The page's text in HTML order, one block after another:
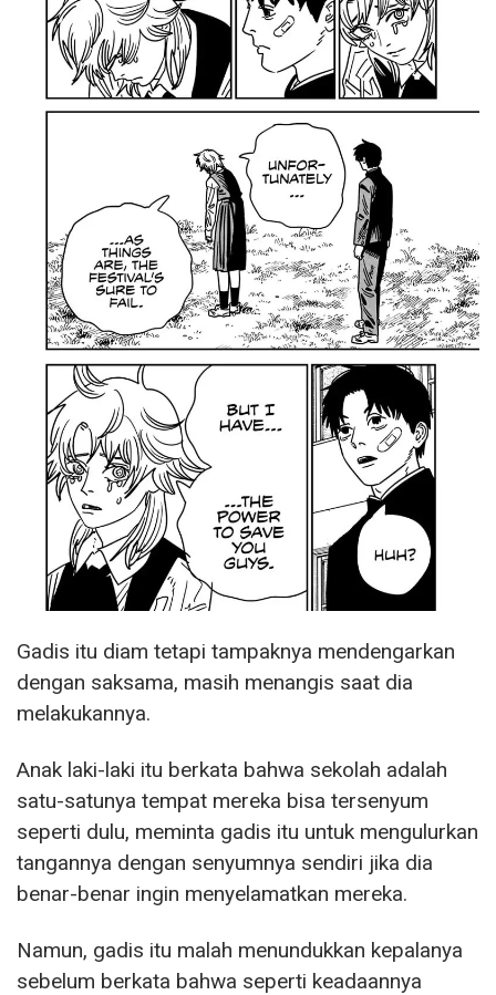
Gadis itu diam tetapi tampaknya mendengarkan
dengan saksama, masih menangis saat dia
melakukannya.
Anak laki-laki itu berkata bahwa sekolah adalah
satu-satunya tempat mereka bisa tersenyum
seperti dulu, meminta gadis itu untuk mengulurkan
tangannya dengan senyumnya sendiri jika dia
benar-benar ingin menyelamatkan mereka.
Namun, gadis itu malah menundukkan kepalanya
sebelum berkata bahwa seperti keadaannya